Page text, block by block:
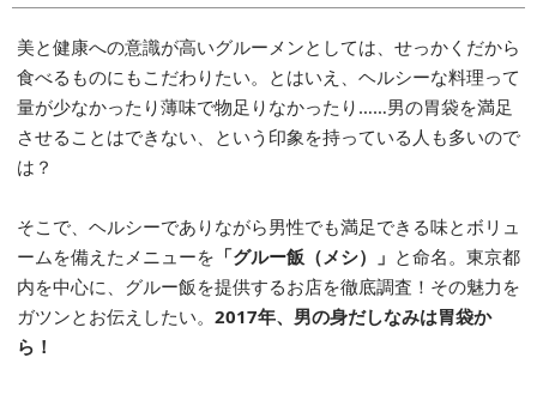
美と健康への意識が高いグルーメンとしては、せっかくだから
食べるものにもこだわりたい。とはいえ、ヘルシーな料理って
量が少なかったり薄味で物足りなかったり……男の胃袋を満足
させることはできない、という印象を持っている人も多いので
は？
そこで、ヘルシーでありながら男性でも満足できる味とボリュ
ームを備えたメニューを 「グルー飯（メシ）」 と命名。東京都
内を中心に、グルー飯を提供するお店を徹底調査！その魅力を
ガツンとお伝えしたい。 2017年、男の身だしなみは胃袋か
ら！